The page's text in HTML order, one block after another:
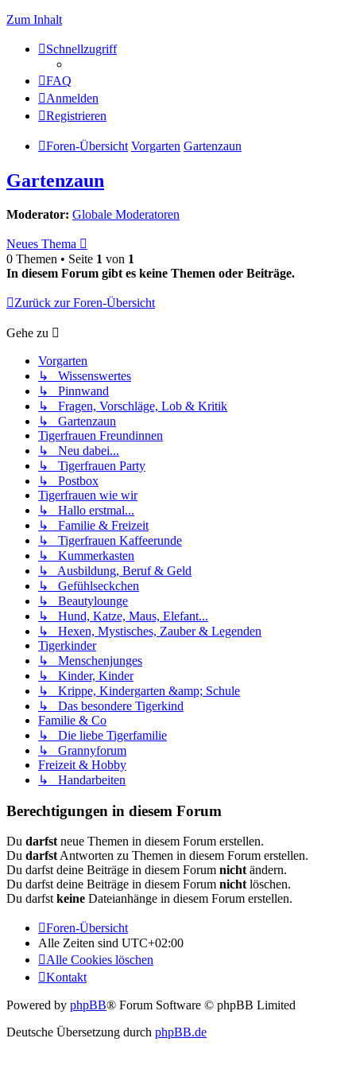
Zum Inhalt
Schnellzugriff
FAQ
Anmelden
Registrieren
Foren-Übersicht Vorgarten Gartenzaun
Gartenzaun
Moderator: Globale Moderatoren
Neues Thema
0 Themen • Seite 1 von 1
In diesem Forum gibt es keine Themen oder Beiträge.
Zurück zur Foren-Übersicht
Gehe zu
Vorgarten
↳ Wissenswertes
↳ Pinnwand
↳ Fragen, Vorschläge, Lob & Kritik
↳ Gartenzaun
Tigerfrauen Freundinnen
↳ Neu dabei...
↳ Tigerfrauen Party
↳ Postbox
Tigerfrauen wie wir
↳ Hallo erstmal...
↳ Familie & Freizeit
↳ Tigerfrauen Kaffeerunde
↳ Kummerkasten
↳ Ausbildung, Beruf & Geld
↳ Gefühlseckchen
↳ Beautylounge
↳ Hund, Katze, Maus, Elefant...
↳ Hexen, Mystisches, Zauber & Legenden
Tigerkinder
↳ Menschenjunges
↳ Kinder, Kinder
↳ Krippe, Kindergarten &amp; Schule
↳ Das besondere Tigerkind
Familie & Co
↳ Die liebe Tigerfamilie
↳ Grannyforum
Freizeit & Hobby
↳ Handarbeiten
Berechtigungen in diesem Forum
Du darfst neue Themen in diesem Forum erstellen.
Du darfst Antworten zu Themen in diesem Forum erstellen.
Du darfst deine Beiträge in diesem Forum nicht ändern.
Du darfst deine Beiträge in diesem Forum nicht löschen.
Du darfst keine Dateianhänge in diesem Forum erstellen.
Foren-Übersicht
Alle Zeiten sind UTC+02:00
Alle Cookies löschen
Kontakt
Powered by phpBB® Forum Software © phpBB Limited
Deutsche Übersetzung durch phpBB.de